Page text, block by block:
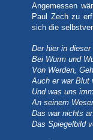
Angemessen
Paul Zech zu
sich die
Der hier in dieser
Bei Wurm und
Von Werden,
Auch er war Blut
Und was uns
An seinem
Das war nichts
Das Spiegelbild